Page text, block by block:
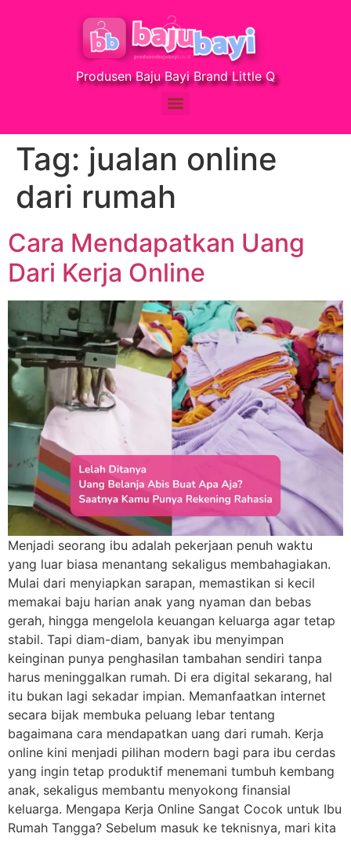
Produsen Baju Bayi Brand Little Q
Tag: jualan online
dari rumah
Cara Mendapatkan Uang
Dari Kerja Online
Menjadi seorang ibu adalah pekerjaan penuh waktu
yang luar biasa menantang sekaligus membahagiakan.
Mulai dari menyiapkan sarapan, memastikan si kecil
memakai baju harian anak yang nyaman dan bebas
gerah, hingga mengelola keuangan keluarga agar tetap
stabil. Tapi diam-diam, banyak ibu menyimpan
keinginan punya penghasilan tambahan sendiri tanpa
harus meninggalkan rumah. Di era digital sekarang, hal
itu bukan lagi sekadar impian. Memanfaatkan internet
secara bijak membuka peluang lebar tentang
bagaimana cara mendapatkan uang dari rumah. Kerja
online kini menjadi pilihan modern bagi para ibu cerdas
yang ingin tetap produktif menemani tumbuh kembang
anak, sekaligus membantu menyokong finansial
keluarga. Mengapa Kerja Online Sangat Cocok untuk Ibu
Rumah Tangga? Sebelum masuk ke teknisnya, mari kita